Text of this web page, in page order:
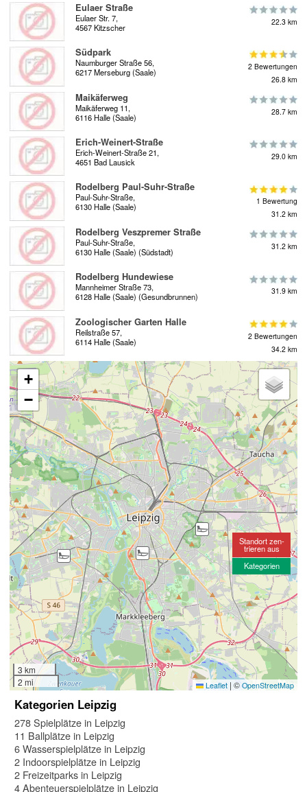
Eulaer Straße
Eulaer Str. 7,
4567 Kitzscher
22.3 km
Südpark
Naumburger Straße 56,
6217 Merseburg (Saale)
2 Bewertungen
26.8 km
Maikäferweg
Maikäferweg 11,
6116 Halle (Saale)
28.7 km
Erich-Weinert-Straße
Erich-Weinert-Straße 21,
4651 Bad Lausick
29.0 km
Rodelberg Paul-Suhr-Straße
Paul-Suhr-Straße,
6130 Halle (Saale)
1 Bewertung
31.2 km
Rodelberg Veszpremer Straße
Paul-Suhr-Straße,
6130 Halle (Saale) (Südstadt)
31.2 km
Rodelberg Hundewiese
Mannheimer Straße 73,
6128 Halle (Saale) (Gesundbrunnen)
31.9 km
Zoologischer Garten Halle
Reilstraße 57,
6114 Halle (Saale)
2 Bewertungen
34.2 km
+
−
3 km
2 mi
Leaflet | © OpenStreetMap
Standort zen-
trieren aus
Kategorien
Kategorien Leipzig
278 Spielplätze in Leipzig
11 Ballplätze in Leipzig
6 Wasserspielplätze in Leipzig
2 Indoorspielplätze in Leipzig
2 Freizeitparks in Leipzig
4 Abenteuerspielplätze in Leipzig